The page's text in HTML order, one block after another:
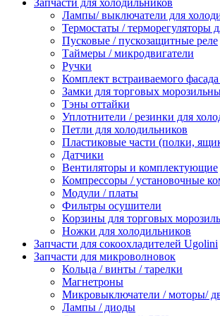
Запчасти для холодильников
Лампы/ выключатели для
Термостаты / терморегуляторы
Пусковые / пускозащитные реле
Таймеры / микродвигатели
Ручки
Комплект встраиваемого
Замки для торговых
Тэны оттайки
Уплотнители / резинки для
Петли для холодильников
Пластиковые части (полки,
Датчики
Вентиляторы и комплектующие
Компрессоры / установочные
Модули / платы
Фильтры осушители
Корзины для торговых
Ножки для холодильников
Запчасти для сокоохладителей Ugolini
Запчасти для микроволновок
Кольца / винты / тарелки
Магнетроны
Микровыключатели / моторы/
Лампы / диоды